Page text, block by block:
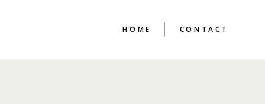
HOME CONTACT